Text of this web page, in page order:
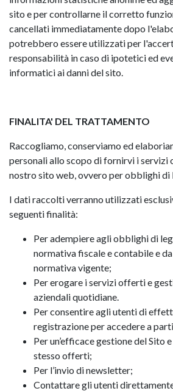
sito e per controllarne il corretto
cancellati immediatamente dopo
potrebbero essere utilizzati per
responsabilità in caso di ipotetici ed
informatici ai danni del sito.
FINALITA' DEL TRATTAMENTO
Raccogliamo, conserviamo ed
personali allo scopo di fornirvi i
nostro sito web, ovvero per obblighi di
I dati raccolti verranno utilizzati
seguenti finalità:
Per adempiere agli obblighi di
normativa fiscale e contabile e
normativa vigente;
Per erogare i servizi offerti e
aziendali quotidiane.
Per consentire agli utenti di
registrazione per accedere a
Per un’efficace gestione del Sito
stesso offerti;
Per l’invio di newsletter;
Contattare gli utenti